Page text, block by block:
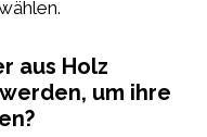
aus Holz
um ihre